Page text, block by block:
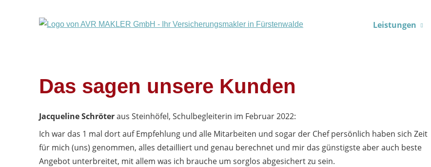
Leistungen
Das sagen unsere Kunden
Jacqueline Schröteraus Steinhöfel, Schulbegleiterin im Februar 2022:
Ich war das 1 mal dort auf Empfehlung und alle Mitarbeiten und sogar der Chef persönlich haben sich Zeit
für mich (uns) genommen, alles detailliert und genau berechnet und mir das günstigste aber auch beste
Angebot unterbreitet, mit allem was ich brauche um sorglos abgesichert zu sein.